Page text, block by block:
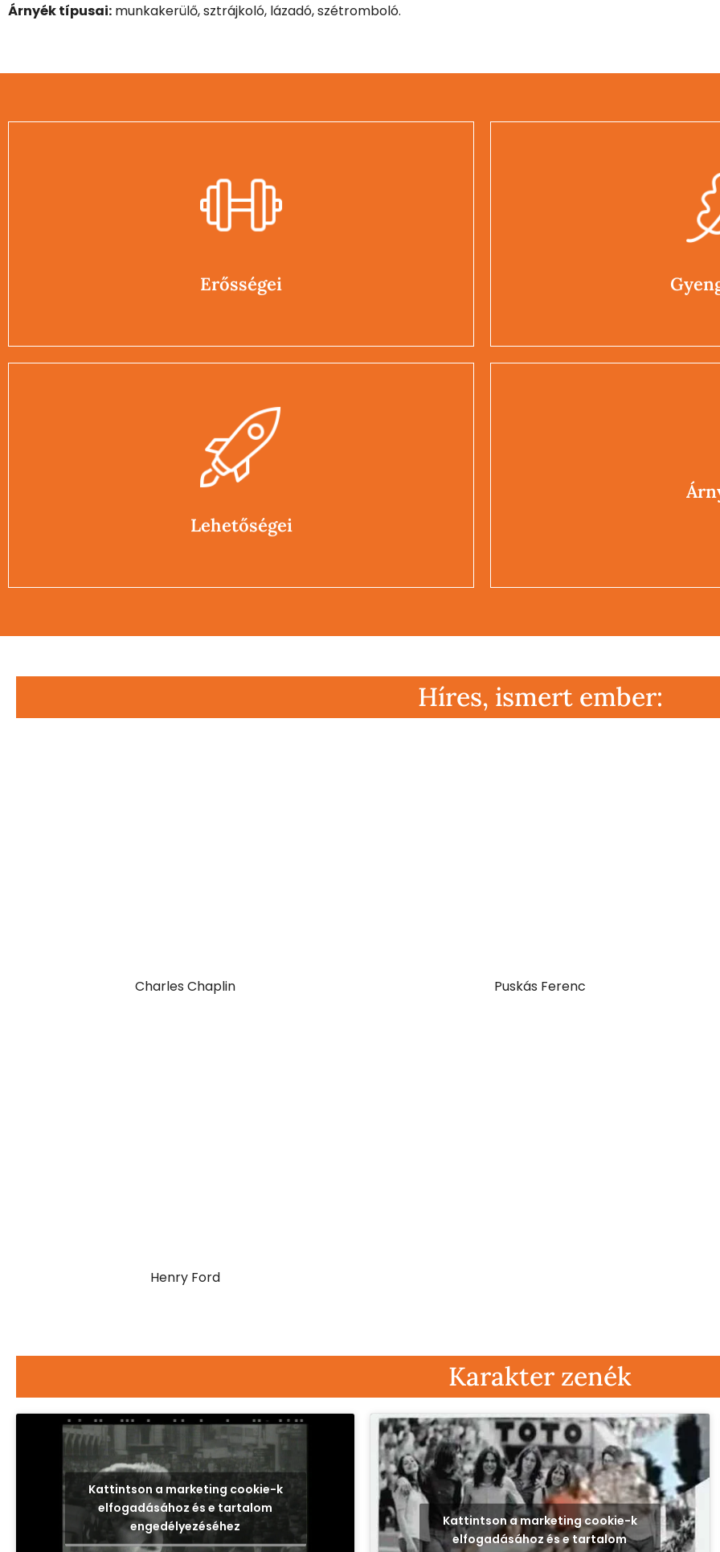
Árnyék típusai: munkakerülő, sztrájkoló, lázadó, szétromboló.
Erősségei
Erősségei
Lehetőségei
Lehetőségei
Végrehajtani a feladatokat, elérni a célokat
Híres, ismert ember:
Charles Chaplin Puskás Ferenc
Henry Ford
Karakter zenék
Kattintson a marketing cookie-k
elfogadásához és e tartalom
engedélyezéséhez
Kattintson a marketing cookie-k
elfogadásához és e tartalom